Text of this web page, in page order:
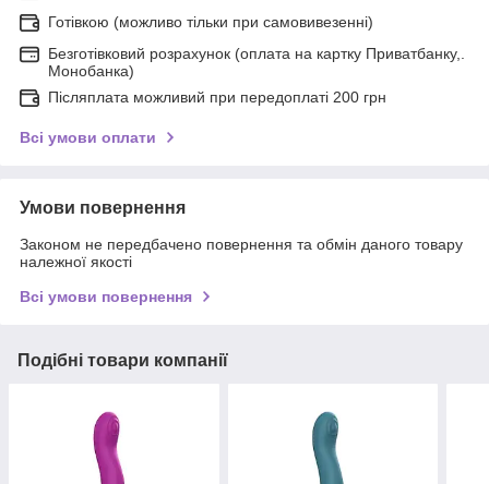
Готівкою (можливо тільки при самовивезенні)
Безготівковий розрахунок (оплата на картку Приватбанку,.
Монобанка)
Післяплата можливий при передоплаті 200 грн
Всі умови оплати
Умови повернення
Законом не передбачено повернення та обмін даного товару
належної якості
Всі умови повернення
Подібні товари компанії